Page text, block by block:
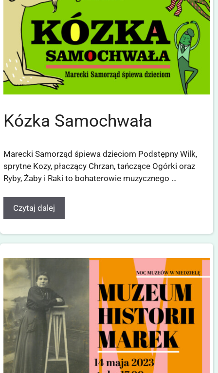
Kózka Samochwała
Marecki Samorząd śpiewa dzieciom Podstępny Wilk,
sprytne Kozy, płaczący Chrzan, tańczące Ogórki oraz
Ryby, Żaby i Raki to bohaterowie muzycznego …
Czytaj dalej